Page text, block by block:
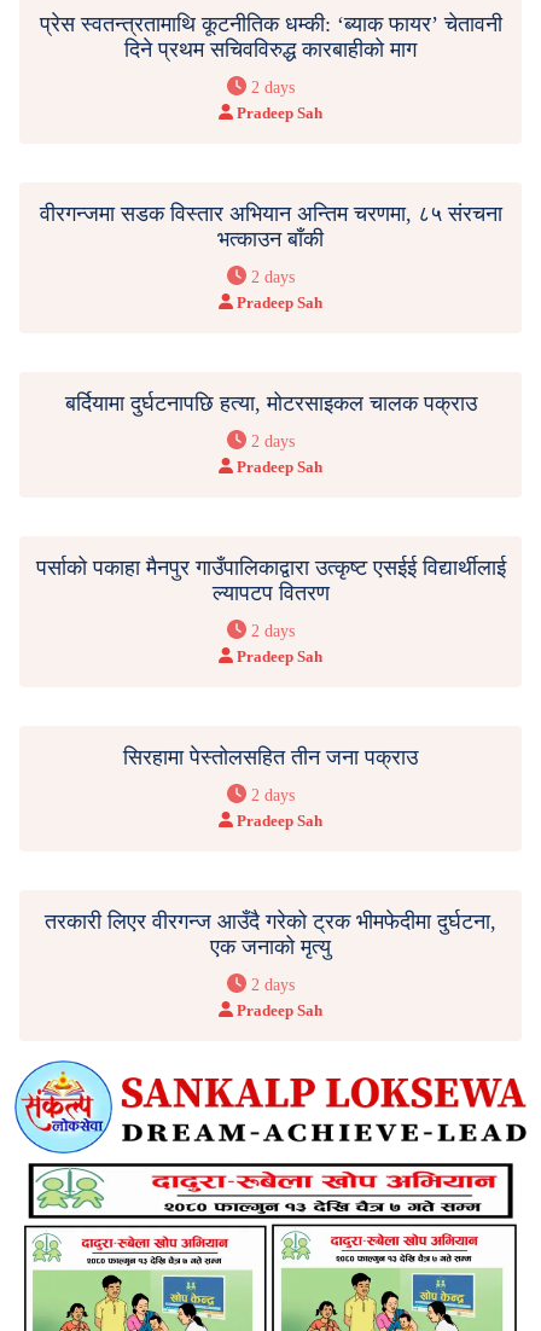
प्रेस स्वतन्त्रतामाथि कूटनीतिक धम्की: ‘ब्याक फायर’ चेतावनी
दिने प्रथम सचिवविरुद्ध कारबाहीको माग
2 days
Pradeep Sah
वीरगन्जमा सडक विस्तार अभियान अन्तिम चरणमा, ८५ संरचना
भत्काउन बाँकी
2 days
Pradeep Sah
बर्दियामा दुर्घटनापछि हत्या, मोटरसाइकल चालक पक्राउ
2 days
Pradeep Sah
पर्साको पकाहा मैनपुर गाउँपालिकाद्वारा उत्कृष्ट एसईई विद्यार्थीलाई
ल्यापटप वितरण
2 days
Pradeep Sah
सिरहामा पेस्तोलसहित तीन जना पक्राउ
2 days
Pradeep Sah
तरकारी लिएर वीरगन्ज आउँदै गरेको ट्रक भीमफेदीमा दुर्घटना,
एक जनाको मृत्यु
2 days
Pradeep Sah